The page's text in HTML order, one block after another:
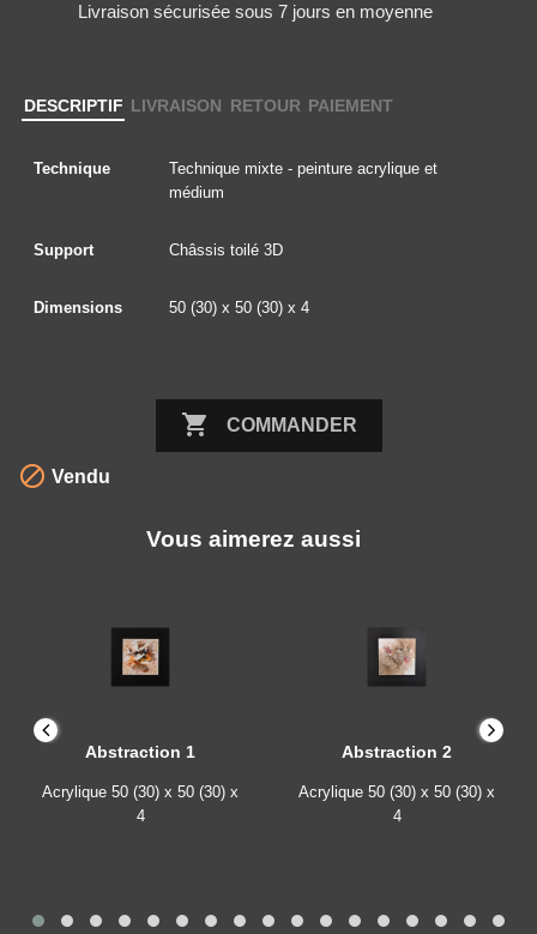
Livraison sécurisée sous 7 jours en moyenne
DESCRIPTIF LIVRAISON RETOUR PAIEMENT
Technique
Technique mixte - peinture acrylique et
médium
Support Châssis toilé 3D
Dimensions 50 (30) x 50 (30) x 4
 COMMANDER
 Vendu
Vous aimerez aussi
Abstraction 1
Acrylique 50 (30) x 50 (30) x
4
Abstraction 2
Acrylique 50 (30) x 50 (30) x
4